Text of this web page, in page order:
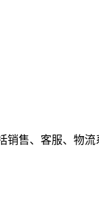
售、客服、物流